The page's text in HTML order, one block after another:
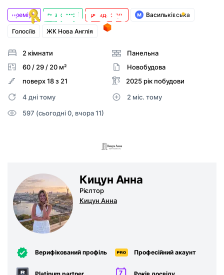
преміум без комісії відеотур Васильківська
Голосіїв ЖК Нова Англія
2 кімнати
60 / 29 / 20 м²
поверх 18 з 21
Панельна
Новобудова
2025 рік побудови
4 дні тому
2 міс. тому
597 (сьогодні 0, вчора 11)
Кицун Анна
Рієлтор
Кицун Анна
Верифікований профіль Професійний акаунт
7